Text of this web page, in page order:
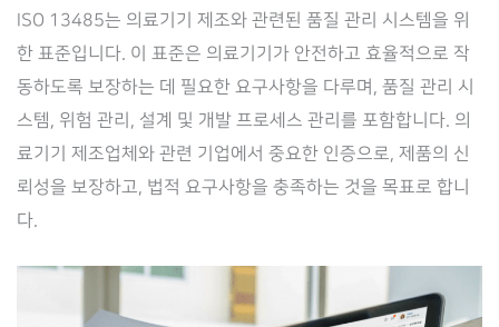
ISO 13485는 의료기기 제조와 관련된 품질 관리 시스템을 위
한 표준입니다. 이 표준은 의료기기가 안전하고 효율적으로 작
동하도록 보장하는 데 필요한 요구사항을 다루며, 품질 관리 시
스템, 위험 관리, 설계 및 개발 프로세스 관리를 포함합니다. 의
료기기 제조업체와 관련 기업에서 중요한 인증으로, 제품의 신
뢰성을 보장하고, 법적 요구사항을 충족하는 것을 목표로 합니
다.